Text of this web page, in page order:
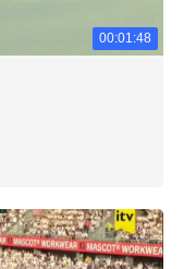
00:01:48